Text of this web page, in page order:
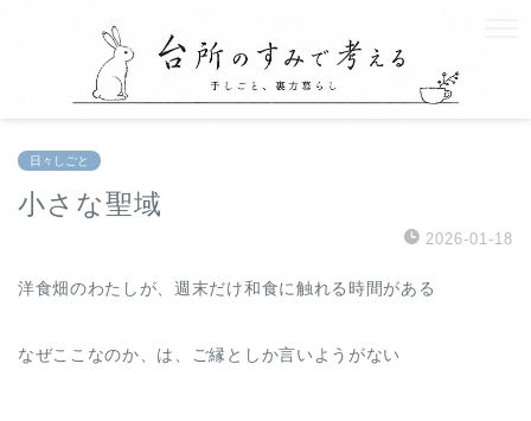
日々しごと
小さな聖域
2026-01-18
洋食畑のわたしが、週末だけ和食に触れる時間がある
なぜここなのか、は、ご縁としか言いようがない